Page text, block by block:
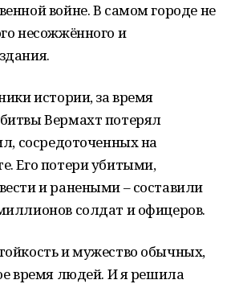
войне. В самом городе не
несожжённого и
истории, за время
Вермахт потерял
сосредоточенных на
Его потери убитыми,
и ранеными – составили
солдат и офицеров.
и мужество обычных,
время людей. И я решила